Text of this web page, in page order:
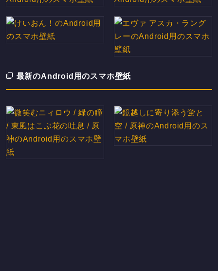
最新のAndroid用のスマホ壁紙